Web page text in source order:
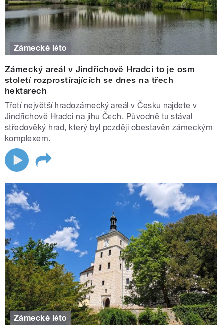
Zámecké léto
Zámecký areál v Jindřichově Hradci to je osm
století rozprostírajících se dnes na třech
hektarech
Třetí největší hradozámecký areál v Česku najdete v
Jindřichově Hradci na jihu Čech. Původně tu stával
středověký hrad, který byl později obestavěn zámeckým
komplexem.
Zámecké léto